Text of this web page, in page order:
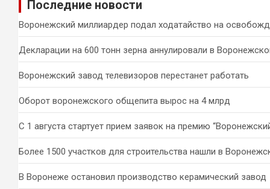
Последние новости
Воронежский миллиардер подал ходатайство на
Декларации на 600 тонн зерна аннулировали в
Воронежский завод телевизоров перестанет работать
Оборот воронежского общепита вырос на 4 млрд
С 1 августа стартует прием заявок на премию
Более 1500 участков для строительства нашли в
В Воронеже остановил производство керамический завод